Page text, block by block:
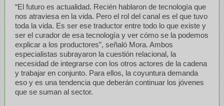
“El futuro es actualidad. Recién hablaron de tecnología que
nos atraviesa en la vida. Pero el rol del canal es el que tuvo
toda la vida. Es ser ese traductor entre todo lo que existe y
ser el curador de esa tecnología y ver cómo se la podemos
explicar a los productores”, señaló Mora. Ambos
especialistas subrayaron la cuestión relacional, la
necesidad de integrarse con los otros actores de la cadena
y trabajar en conjunto. Para ellos, la coyuntura demanda
eso y es una tendencia que deberán continuar los jóvenes
que se suman al sector.